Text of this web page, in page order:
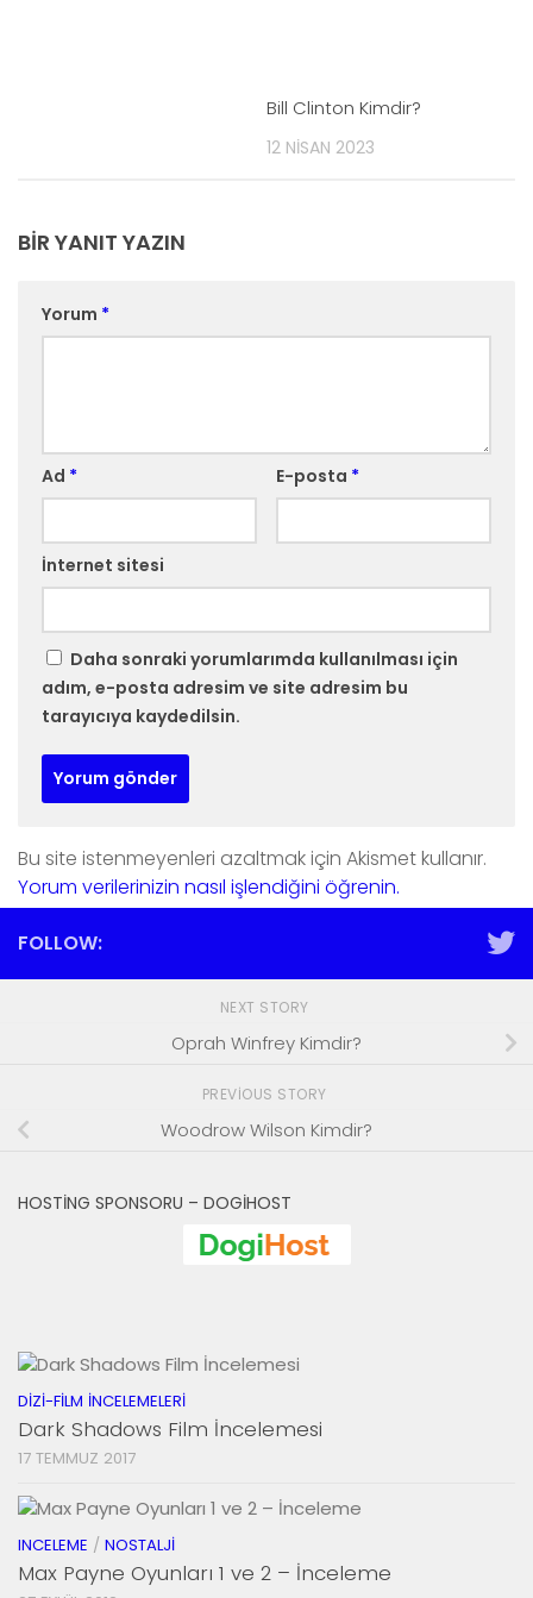
Bill Clinton Kimdir?
12 NISAN 2023
BIR YANIT YAZIN
Yorum *
Ad * E-posta *
İnternet sitesi
Daha sonraki yorumlarımda kullanılması için
adım, e-posta adresim ve site adresim bu
tarayıcıya kaydedilsin.
Bu site istenmeyenleri azaltmak için Akismet kullanır.
Yorum verilerinizin nasıl işlendiğini öğrenin.
FOLLOW:
NEXT STORY
Oprah Winfrey Kimdir?
PREVIOUS STORY
Woodrow Wilson Kimdir?
HOSTING SPONSORU – DOGIHOST
DIZI-FILM İNCELEMELERI
Dark Shadows Film İncelemesi
17 TEMMUZ 2017
INCELEME / NOSTALJI
Max Payne Oyunları 1 ve 2 – İnceleme